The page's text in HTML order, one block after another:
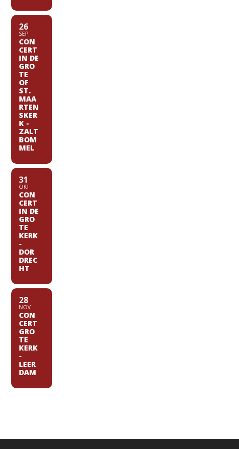
26
SEP
CON
CERT
IN DE
GRO
TE
OF
ST.
MAA
RTEN
SKER
K -
ZALT
BOM
MEL
31
OKT
CON
CERT
IN DE
GRO
TE
KERK
-
DOR
DREC
HT
28
NOV
CON
CERT
GRO
TE
KERK
-
LEER
DAM